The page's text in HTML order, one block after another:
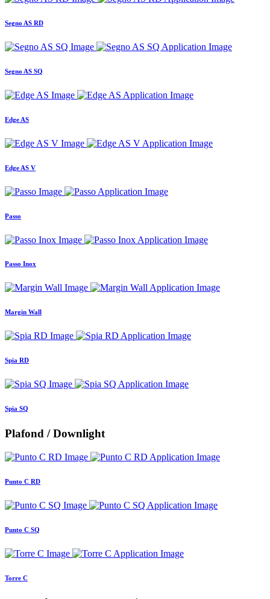
Segno AS RD
Segno AS SQ
Edge AS
Edge AS V
Passo
Passo Inox
Margin Wall
Spia RD
Spia SQ
Plafond / Downlight
Punto C RD
Punto C SQ
Torre C